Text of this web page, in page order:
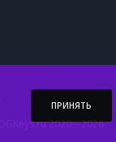
DGKeys.ru 2020—2026
ПРИНЯТЬ